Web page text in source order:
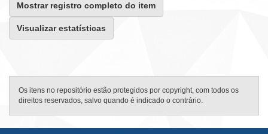
Mostrar registro completo do item
Visualizar estatísticas
Os itens no repositório estão protegidos por copyright, com todos os
direitos reservados, salvo quando é indicado o contrário.